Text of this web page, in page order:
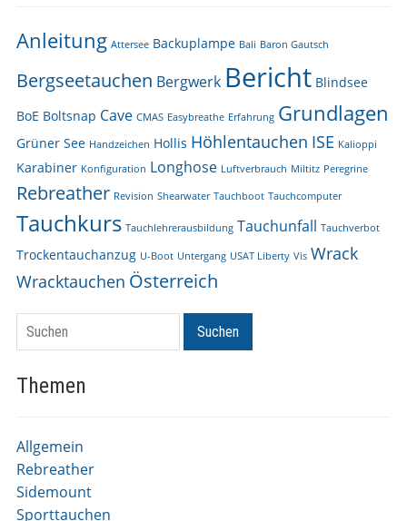
Anleitung Attersee Backuplampe Bali Baron Gautsch
Bergseetauchen Bergwerk Bericht Blindsee
BoE Boltsnap Cave CMAS Easybreathe Erfahrung Grundlagen
Grüner See Handzeichen Hollis Höhlentauchen ISE Kalioppi
Karabiner Konfiguration Longhose Luftverbrauch Miltitz Peregrine
Rebreather Revision Shearwater Tauchboot Tauchcomputer
Tauchkurs Tauchlehrerausbildung Tauchunfall Tauchverbot
Trockentauchanzug U-Boot Untergang USAT Liberty Vis Wrack
Wracktauchen Österreich
Suchen Suchen
Themen
Allgemein
Rebreather
Sidemount
Sporttauchen